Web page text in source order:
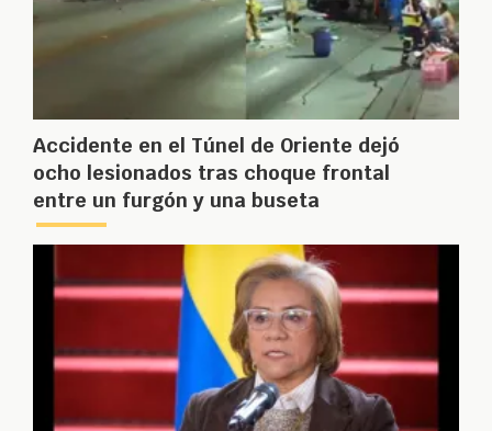
Accidente en el Túnel de Oriente dejó
ocho lesionados tras choque frontal
entre un furgón y una buseta